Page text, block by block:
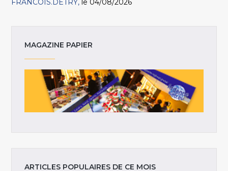
FRANCOIS.DETRY le 04/08/2026
MAGAZINE PAPIER
ARTICLES POPULAIRES DE CE MOIS